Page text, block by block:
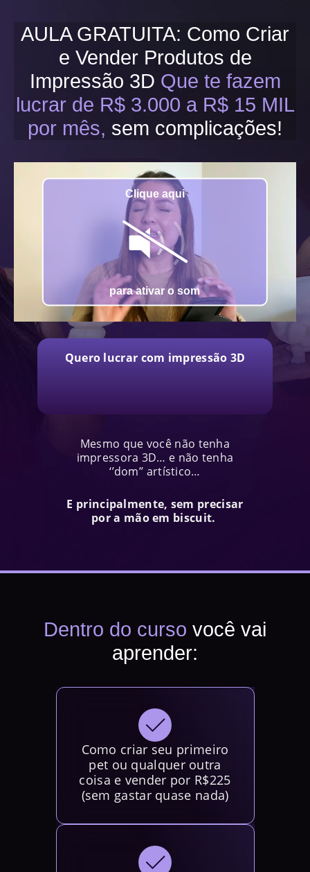
AULA GRATUITA: Como Criar
e Vender Produtos de
Impressão 3D Que te fazem
lucrar de R$ 3.000 a R$ 15 MIL
por mês, sem complicações!
Quero lucrar com impressão 3D
Mesmo que você não tenha
impressora 3D… e não tenha
‘’dom’’ artístico…
E principalmente, sem precisar
por a mão em biscuit.
Dentro do curso você vai
aprender:
Como criar seu primeiro
pet ou qualquer outra
coisa e vender por R$225
(sem gastar quase nada)